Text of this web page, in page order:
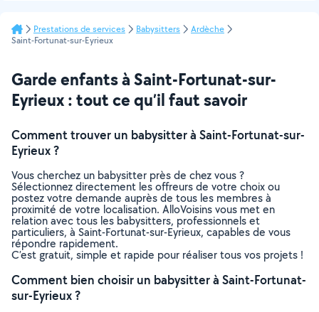
Prestations de services Babysitters
Ardèche
Saint-Fortunat-sur-Eyrieux
Garde enfants à Saint-Fortunat-sur-
Eyrieux : tout ce qu’il faut savoir
Comment trouver un babysitter à Saint-Fortunat-sur-
Eyrieux ?
Vous cherchez un babysitter près de chez vous ?
Sélectionnez directement les offreurs de votre choix ou
postez votre demande auprès de tous les membres à
proximité de votre localisation. AlloVoisins vous met en
relation avec tous les babysitters, professionnels et
particuliers, à Saint-Fortunat-sur-Eyrieux, capables de vous
répondre rapidement.
C’est gratuit, simple et rapide pour réaliser tous vos projets !
Comment bien choisir un babysitter à Saint-Fortunat-
sur-Eyrieux ?